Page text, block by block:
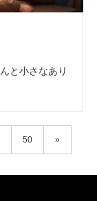
と小さなあり
50 »